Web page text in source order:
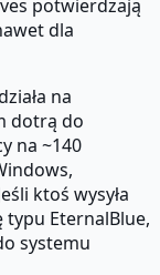
potwierdzają
dla
na
dotrą do
na ~140
ktoś wysyła
EternalBlue,
systemu